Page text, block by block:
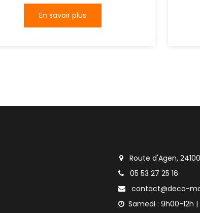
En savoir plus
Route d'Agen,
05 53 27 25 16
contact@deco-
Samedi : 9h00-12h |